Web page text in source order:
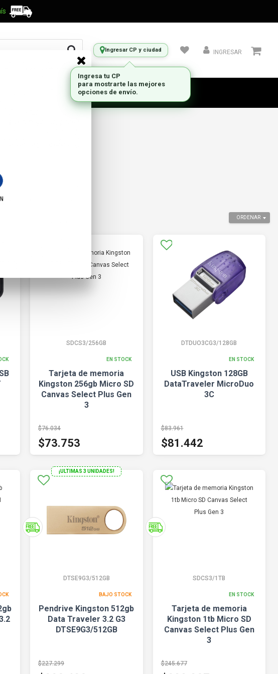
Ingresar CP y ciudad INGRESAR
ORDENAR
SDCS3/256GB
EN STOCK
Tarjeta de memoria
Kingston 256gb Micro SD
Canvas Select Plus Gen
3
$76.034
$73.753
DTDUO3CG3/128GB
EN STOCK
USB Kingston 128GB
DataTraveler MicroDuo
3C
$83.961
$81.442
¡ULTIMAS 3 UNIDADES!
DTSE9G3/512GB
BAJO STOCK
Pendrive Kingston 512gb
Data Traveler 3.2 G3
DTSE9G3/512GB
$227.299
SDCS3/1TB
EN STOCK
Tarjeta de memoria
Kingston 1tb Micro SD
Canvas Select Plus Gen
3
$245.677